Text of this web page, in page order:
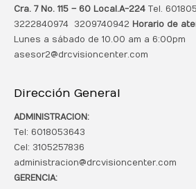
Cra. 7 No. 115 – 60 Local.A-224 Tel.
3222840974 3209740942 Horario de
Lunes a sábado de 10.00 am a 6:00pm
asesor2@drcvisioncenter.com
Dirección General
ADMINISTRACION:
Tel: 6018053643
Cel: 3105257836
administracion@drcvisioncenter.com
GERENCIA: